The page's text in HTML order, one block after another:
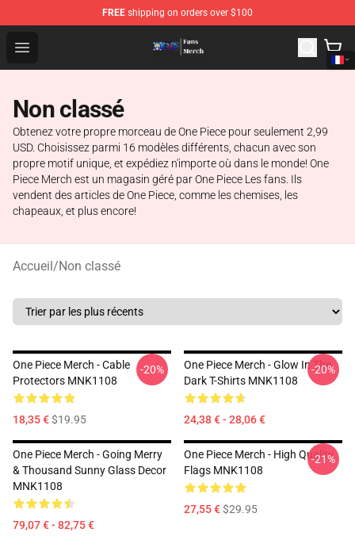
FREE shipping on orders over $100
Open menu
One Piece Store - Official One Piece Merchandise Shop
Non classé
Obtenez votre propre morceau de One Piece pour seulement 2,99
USD. Choisissez parmi 16 modèles différents, chacun avec son
propre motif unique, et expédiez n'importe où dans le monde! One
Piece Merch est un magasin géré par One Piece Les fans. Ils
vendent des articles de One Piece, comme les chemises, les
chapeaux, et plus encore!
Accueil/Non classé
One Piece Merch - Cable
Protectors MNK1108
18,35 €$19.95
-20%
One Piece Merch - Glow In The
Dark T-Shirts MNK1108
24,38 € - 28,06 €
-20%
One Piece Merch - Going Merry
& Thousand Sunny Glass Decor
MNK1108
79,07 € - 82,75 €
One Piece Merch - High Quality
Flags MNK1108
27,55 €$29.95
-21%